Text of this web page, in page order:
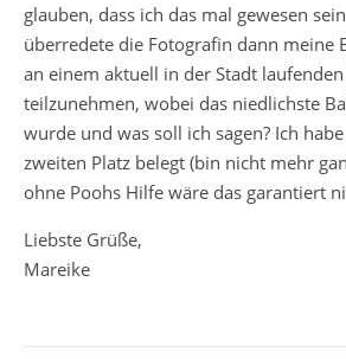
glauben, dass ich das mal gewesen
überredete die Fotografin dann meine
an einem aktuell in der Stadt
teilzunehmen, wobei das niedlichste
wurde und was soll ich sagen? Ich
zweiten Platz belegt (bin nicht mehr
ohne Poohs Hilfe wäre das garantiert
Liebste Grüße,
Mareike